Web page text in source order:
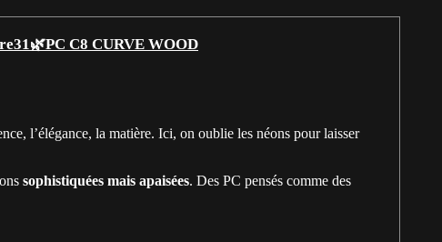
🌿PC C8 CURVE WOOD
l’élégance, la matière. Ici, on oublie les néons pour laisser
sophistiquées mais apaisées. Des PC pensés comme des